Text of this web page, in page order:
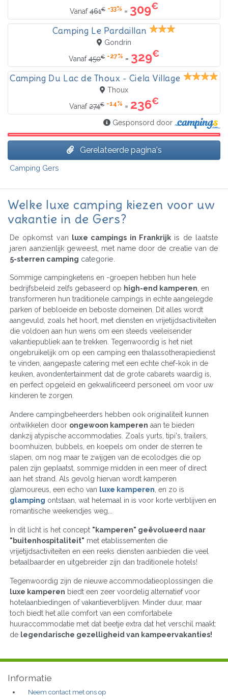
Vanaf461€ -33% = 309€
Camping Le Pardaillan
Gondrin
Vanaf450€ -27% = 329€
Camping Du Lac de Thoux - Ciela Village
Thoux
Vanaf274€ -14% = 236€
Gesponsord door
Gerelateerde pagina's
Camping Gers
Welke luxe camping kiezen voor uw
vakantie in de Gers?
De opkomst van luxe campings in Frankrijk is de laatste
jaren aanzienlijk geweest, met name door de creatie van de
5-sterren camping categorie.
Sommige campingketens en -groepen hebben hun hele
bedrijfsbeleid zelfs gebaseerd op high-end kamperen , en
transformeren hun traditionele campings in echte aangelegde
parken of bebloeide en beboste domeinen. Dit alles wordt
aangevuld, zoals het hoort, met diensten en vrijetijdsactiviteiten
die voldoen aan hun wens om een steeds veeleisender
vakantiepubliek aan te trekken. Tegenwoordig is het niet
ongebruikelijk om op een camping een thalassotherapiedienst
te vinden, aangepaste catering met een echte chef-kok in de
keuken, avondentertainment dat de grote cabarets waardig is,
en perfect opgeleid en gekwalificeerd personeel om voor uw
kinderen te zorgen.
Andere campingbeheerders hebben ook originaliteit kunnen
ontwikkelen door ongewoon kamperen aan te bieden
dankzij atypische accommodaties. Zoals yurts, tipi's, trailers,
boomhuizen, bubbels, en koepels om onder de sterren te
slapen, om nog maar te zwijgen van de ecolodges die op
palen zijn geplaatst, sommige midden in een meer of direct
aan het strand. Als gevolg hiervan wordt kamperen
glamoureus, een echo van luxe kamperen , en zo is
glamping ontstaan, wat helemaal in is voor korte verblijven en
romantische weekendjes weg...
In dit licht is het concept "kamperen" geëvolueerd naar
"buitenhospitaliteit" met etablissementen die
vrijetijdsactiviteiten en een reeks diensten aanbieden die veel
betaalbaarder en uitgebreider zijn dan traditionele hotels!
Tegenwoordig zijn de nieuwe accommodatieoplossingen die
luxe kamperen biedt een zeer voordelig alternatief voor
hotelaanbiedingen of vakantieverblijven. Minder duur, maar
toch biedt het alle comfort van een comfortabele
huuraccommodatie met dat beetje extra dat het verschil maakt:
de legendarische gezelligheid van kampeervakanties!
Informatie
Neem contact met ons op